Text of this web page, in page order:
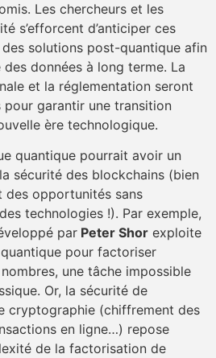
Les chercheurs et les
s’efforcent d’anticiper ces
solutions post-quantique afin
données à long terme. La
et la réglementation seront
pour garantir une transition
ère technologique.
quantique pourrait avoir un
sécurité des blockchains (bien
des opportunités sans
technologies !). Par exemple,
par Peter Shor exploite
pour factoriser
une tâche impossible
Or, la sécurité de
cryptographie (chiffrement des
en ligne…) repose
de la factorisation de